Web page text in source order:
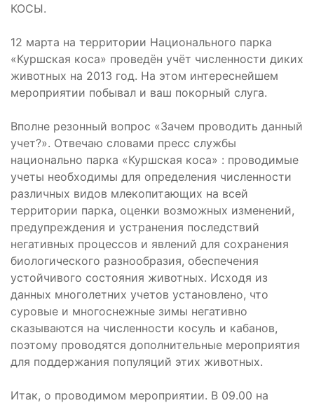
КОСЫ.
12 марта на территории Национального парка
«Куршская коса» проведён учёт численности диких
животных на 2013 год. На этом интереснейшем
мероприятии побывал и ваш покорный слуга.
Вполне резонный вопрос «Зачем проводить данный
учет?». Отвечаю словами пресс службы
национально парка «Куршская коса» : проводимые
учеты необходимы для определения численности
различных видов млекопитающих на всей
территории парка, оценки возможных изменений,
предупреждения и устранения последствий
негативных процессов и явлений для сохранения
биологического разнообразия, обеспечения
устойчивого состояния животных. Исходя из
данных многолетних учетов установлено, что
суровые и многоснежные зимы негативно
сказываются на численности косуль и кабанов,
поэтому проводятся дополнительные мероприятия
для поддержания популяций этих животных.
Итак, о проводимом мероприятии. В 09.00 на